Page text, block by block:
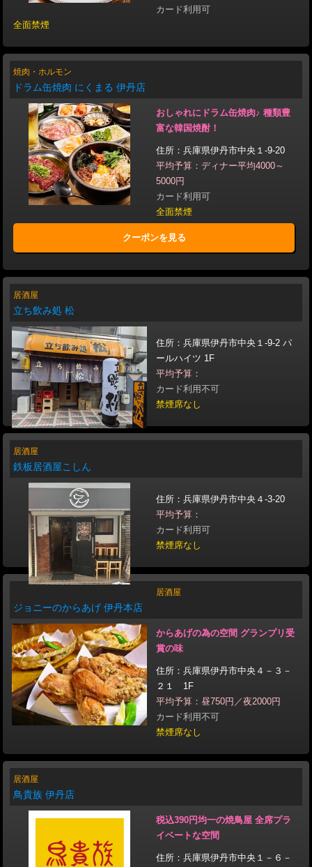
カード利用可
全面禁煙
焼肉・ホルモン
ドラム缶焼肉 にくまる 伊丹店
おしゃれにドラム缶焼肉♪ 種類豊
富な韓国焼酎！
住所：兵庫県伊丹市中央１-9-20
平均予算：ディナー平均4000～
5000円
カード利用可
全面禁煙
クーポンを見る
居酒屋
立ち飲み処 松
住所：兵庫県伊丹市中央１-9-2 パ
ールハイツ 1F
平均予算：
カード利用不可
禁煙席なし
居酒屋
鉄板居酒屋こしん
住所：兵庫県伊丹市中央４‐3‐20
平均予算：
カード利用可
禁煙席なし
居酒屋
ジョニーのからあげ 伊丹本店
からあげの為の空間 グランプリ受
賞の味
住所：兵庫県伊丹市中央４－３－
２１ 1F
平均予算：昼750円／夜2000円
カード利用不可
禁煙席なし
居酒屋
鳥貴族 伊丹店
税込390円均一の焼鳥屋 全席プラ
イベートな空間
住所：兵庫県伊丹市中央１－６－